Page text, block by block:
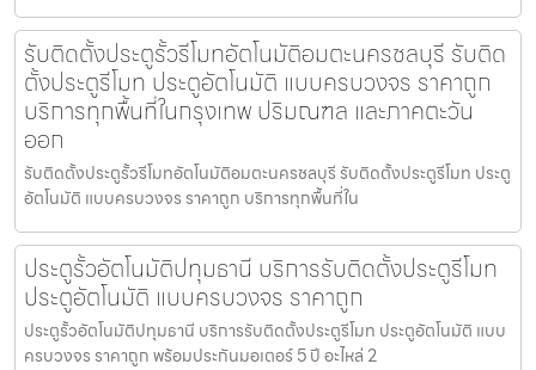
รับติดตั้งประตูรั้วรีโมทอัตโนมัติอมตะนครชลบุรี รับติด
ตั้งประตูรีโมท ประตูอัตโนมัติ แบบครบวงจร ราคาถูก
บริการทุกพื้นที่ในกรุงเทพ ปริมณฑล และภาคตะวัน
ออก
รับติดตั้งประตูรั้วรีโมทอัตโนมัติอมตะนครชลบุรี รับติดตั้งประตูรีโมท ประตู
อัตโนมัติ แบบครบวงจร ราคาถูก บริการทุกพื้นที่ใน
ประตูรั้วอัตโนมัติปทุมธานี บริการรับติดตั้งประตูรีโมท
ประตูอัตโนมัติ แบบครบวงจร ราคาถูก
ประตูรั้วอัตโนมัติปทุมธานี บริการรับติดตั้งประตูรีโมท ประตูอัตโนมัติ แบบ
ครบวงจร ราคาถูก พร้อมประกันมอเตอร์ 5 ปี อะไหล่ 2